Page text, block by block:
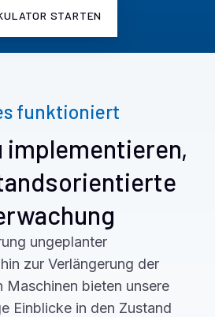
STARTEN
funktioniert
implementieren,
ungeplanter
zur Verlängerung der
Maschinen bieten unsere
Einblicke in den Zustand